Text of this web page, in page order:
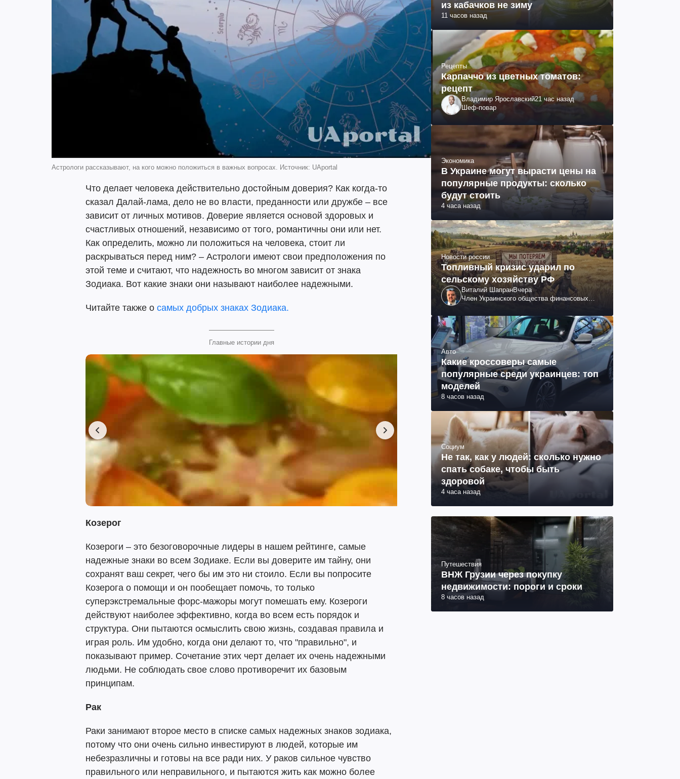
Астрологи рассказывают, на кого можно положиться в важных вопросах. Источник: UAportal
Что делает человека действительно достойным доверия? Как когда-то
сказал Далай-лама, дело не во власти, преданности или дружбе – все
зависит от личных мотивов. Доверие является основой здоровых и
счастливых отношений, независимо от того, романтичны они или нет.
Как определить, можно ли положиться на человека, стоит ли
раскрываться перед ним? – Астрологи имеют свои предположения по
этой теме и считают, что надежность во многом зависит от знака
Зодиака. Вот какие знаки они называют наиболее надежными.
Читайте также о самых добрых знаках Зодиака.
Главные истории дня
Козерог
Козероги – это безоговорочные лидеры в нашем рейтинге, самые
надежные знаки во всем Зодиаке. Если вы доверите им тайну, они
сохранят ваш секрет, чего бы им это ни стоило. Если вы попросите
Козерога о помощи и он пообещает помочь, то только
суперэкстремальные форс-мажоры могут помешать ему. Козероги
действуют наиболее эффективно, когда во всем есть порядок и
структура. Они пытаются осмыслить свою жизнь, создавая правила и
играя роль. Им удобно, когда они делают то, что "правильно", и
показывают пример. Сочетание этих черт делает их очень надежными
людьми. Не соблюдать свое слово противоречит их базовым
принципам.
Рак
Раки занимают второе место в списке самых надежных знаков зодиака,
потому что они очень сильно инвестируют в людей, которые им
небезразличны и готовы на все ради них. У раков сильное чувство
правильного или неправильного, и пытаются жить как можно более
из кабачков не зиму
11 часов назад
Рецепты
Карпаччо из цветных томатов:
рецепт
Владимир Ярославский21 час назад
Шеф-повар
Экономика
В Украине могут вырасти цены на
популярные продукты: сколько
будут стоить
4 часа назад
Новости россии
Топливный кризис ударил по
сельскому хозяйству РФ
Виталий ШапранВчера
Член Украинского общества финансовых
Авто
Какие кроссоверы самые
популярные среди украинцев: топ
моделей
8 часов назад
Социум
Не так, как у людей: сколько нужно
спать собаке, чтобы быть
здоровой
4 часа назад
Путешествия
ВНЖ Грузии через покупку
недвижимости: пороги и сроки
8 часов назад